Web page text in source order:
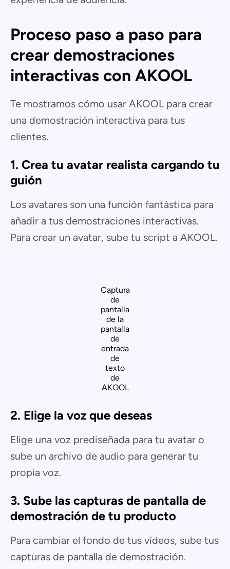
Proceso paso a paso para
crear demostraciones
interactivas con AKOOL
Te mostramos cómo usar AKOOL para crear
una demostración interactiva para tus
clientes.
1. Crea tu avatar realista cargando tu
guión
Los avatares son una función fantástica para
añadir a tus demostraciones interactivas.
Para crear un avatar, sube tu script a AKOOL.
Captura
de
pantalla
de la
pantalla
de
entrada
de
texto
de
AKOOL
2. Elige la voz que deseas
Elige una voz prediseñada para tu avatar o
sube un archivo de audio para generar tu
propia voz.
3. Sube las capturas de pantalla de
demostración de tu producto
Para cambiar el fondo de tus vídeos, sube tus
capturas de pantalla de demostración.